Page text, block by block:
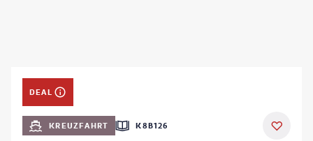
DEAL
KREUZFAHRT K8B126